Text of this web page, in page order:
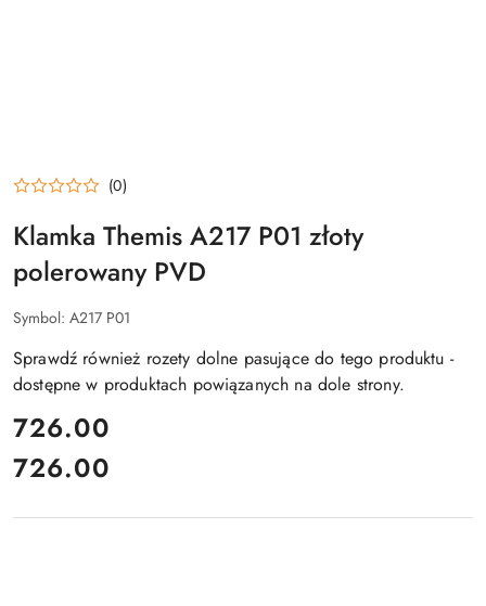
(0)
Klamka Themis A217 P01 złoty
polerowany PVD
Symbol: A217 P01
Sprawdź również rozety dolne pasujące do tego produktu -
dostępne w produktach powiązanych na dole strony.
cena:
726.00
Cena:
726.00